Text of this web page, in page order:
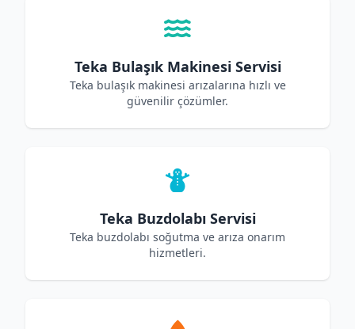
Teka Bulaşık Makinesi Servisi
Teka bulaşık makinesi arızalarına hızlı ve
güvenilir çözümler.
Teka Buzdolabı Servisi
Teka buzdolabı soğutma ve arıza onarım
hizmetleri.